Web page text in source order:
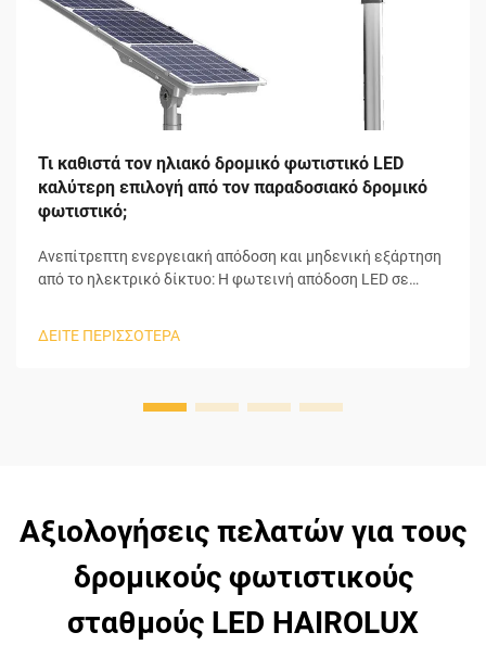
Τι καθιστά τον ηλιακό δρομικό φωτιστικό LED
καλύτερη επιλογή από τον παραδοσιακό δρομικό
φωτιστικό;
Ανεπίτρεπτη ενεργειακή απόδοση και μηδενική εξάρτηση
από το ηλεκτρικό δίκτυο: Η φωτεινή απόδοση LED σε
ΔΕΙΤΕ ΠΕΡΙΣΣΟΤΕΡΑ
Αξιολογήσεις πελατών για τους
δρομικούς φωτιστικούς
σταθμούς LED HAIROLUX